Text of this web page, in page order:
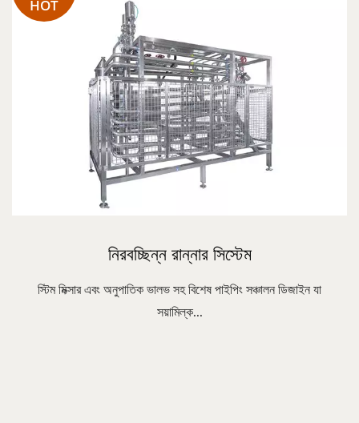
HOT
নিরবচ্ছিন্ন রান্নার সিস্টেম
স্টিম মিক্সার এবং অনুপাতিক ভালভ সহ বিশেষ পাইপিং সঞ্চালন ডিজাইন যা
সয়ামিল্ক...